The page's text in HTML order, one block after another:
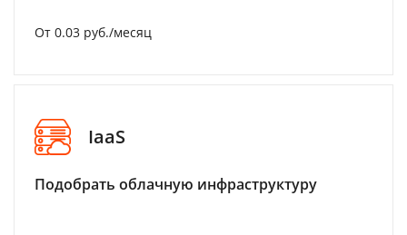
От 0.03 руб./месяц
IaaS
Подобрать облачную инфраструктуру